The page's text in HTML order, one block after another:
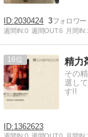
2030424 3
週間IN:0 週間OUT:6 月間IN:
16 精力
その
選し
す!!
1362623